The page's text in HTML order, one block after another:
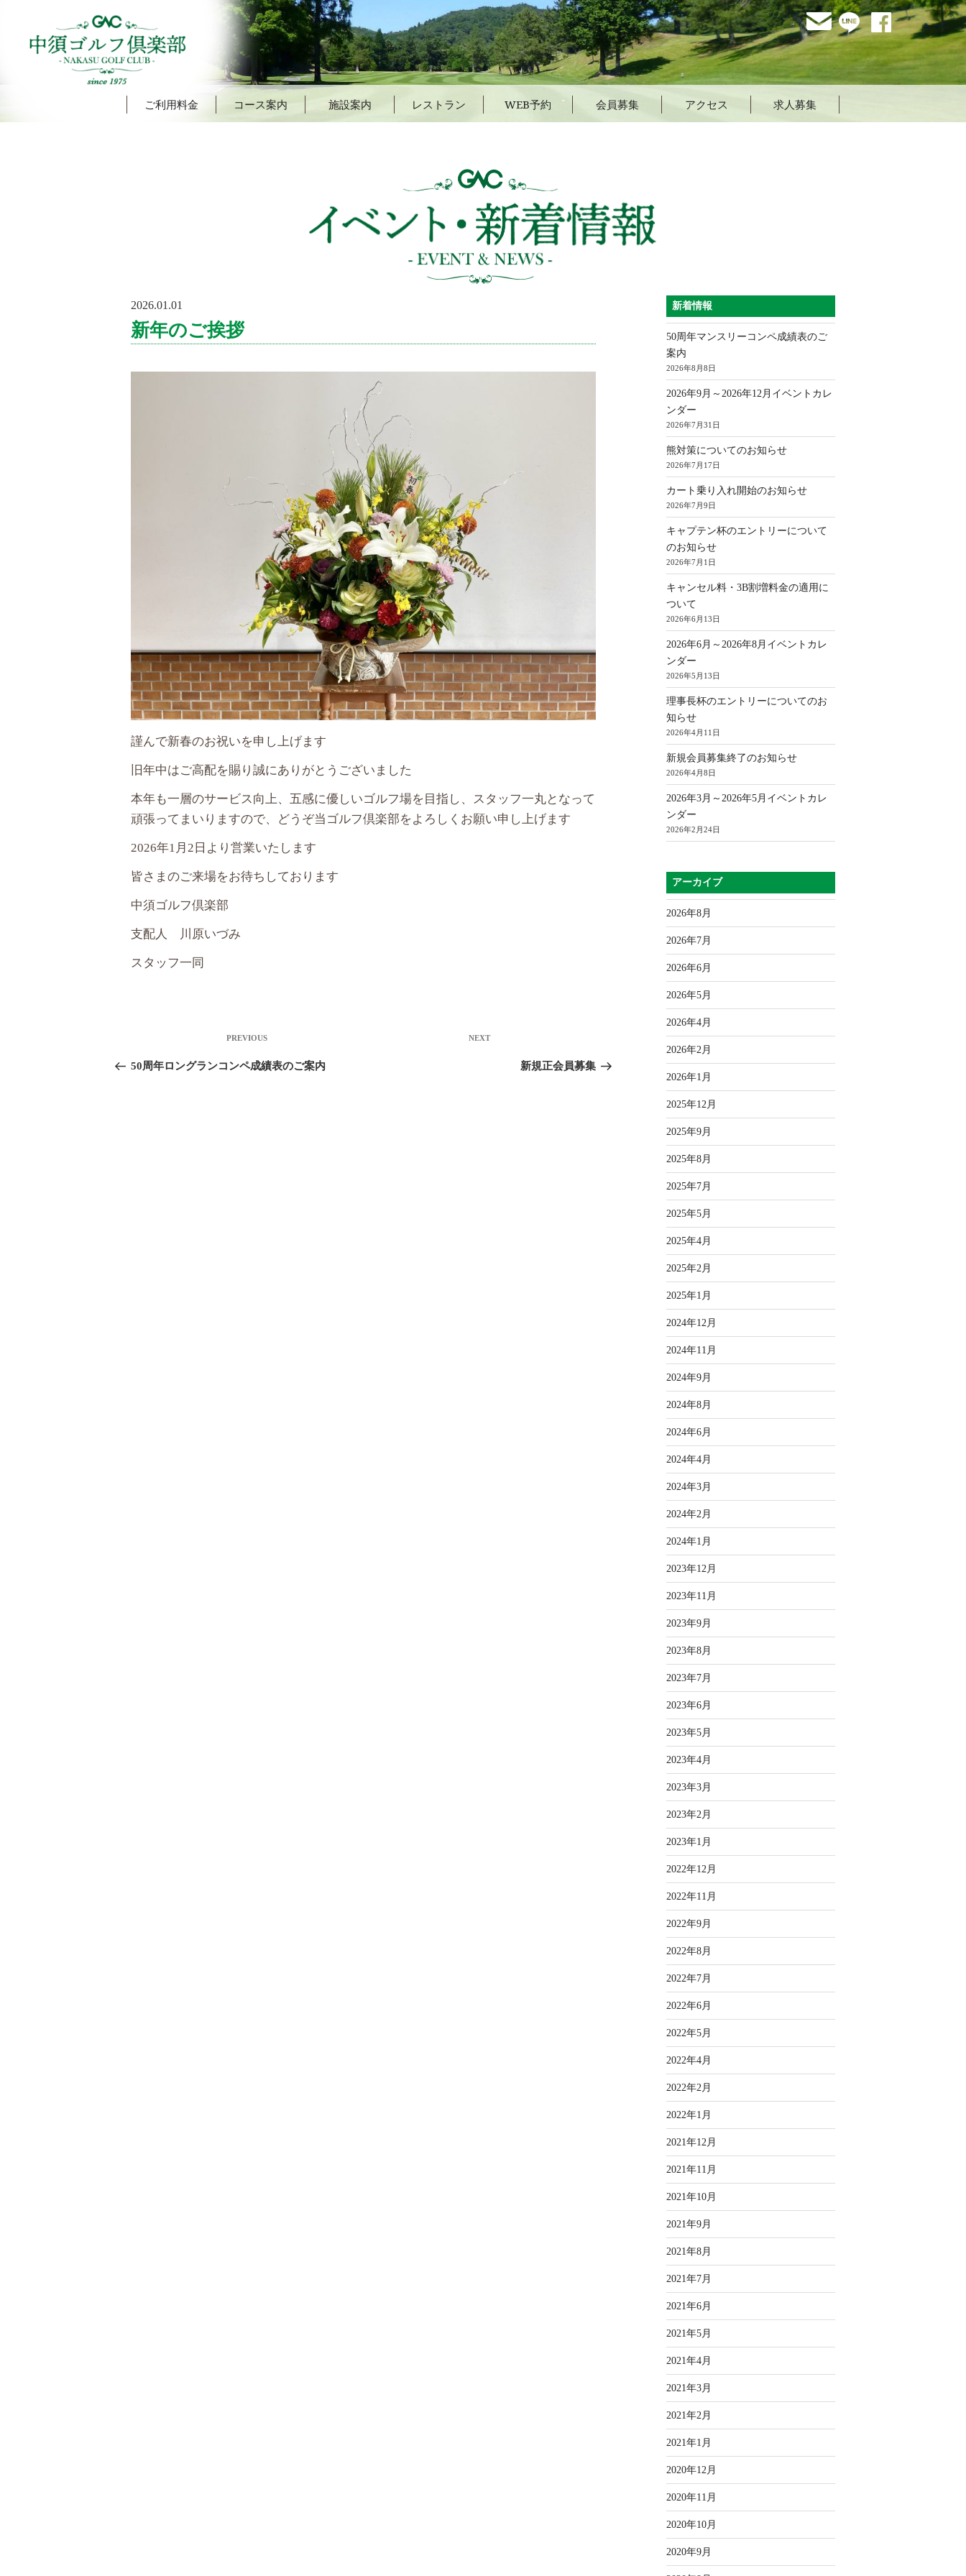
ご利用料金 コース案内 施設案内 レストラン WEB予約 会員募集 アクセス 求人募集
mail LINE facebook
POSTED
ON
2026.01.01
新年のご挨拶
謹んで新春のお祝いを申し上げます
旧年中はご高配を賜り誠にありがとうございました
本年も一層のサービス向上、五感に優しいゴルフ場を目指し、スタッフ一丸となって
頑張ってまいりますので、どうぞ当ゴルフ倶楽部をよろしくお願い申し上げます
2026年1月2日より営業いたします
皆さまのご来場をお待ちしております
中須ゴルフ倶楽部
支配人 川原いづみ
スタッフ一同
Post
PREVIOUS
50周年ロングランコンペ成績表のご案内
NEXT
新規正会員募集
新着情報
50周年マンスリーコンペ成績表のご
案内
2026年8月8日
2026年9月～2026年12月イベントカレ
ンダー
2026年7月31日
熊対策についてのお知らせ
2026年7月17日
カート乗り入れ開始のお知らせ
2026年7月9日
キャプテン杯のエントリーについて
のお知らせ
2026年7月1日
キャンセル料・3B割増料金の適用に
ついて
2026年6月13日
2026年6月～2026年8月イベントカレ
ンダー
2026年5月13日
理事長杯のエントリーについてのお
知らせ
2026年4月11日
新規会員募集終了のお知らせ
2026年4月8日
2026年3月～2026年5月イベントカレ
ンダー
2026年2月24日
アーカイブ
2026年8月
2026年7月
2026年6月
2026年5月
2026年4月
2026年2月
2026年1月
2025年12月
2025年9月
2025年8月
2025年7月
2025年5月
2025年4月
2025年2月
2025年1月
2024年12月
2024年11月
2024年9月
2024年8月
2024年6月
2024年4月
2024年3月
2024年2月
2024年1月
2023年12月
2023年11月
2023年9月
2023年8月
2023年7月
2023年6月
2023年5月
2023年4月
2023年3月
2023年2月
2023年1月
2022年12月
2022年11月
2022年9月
2022年8月
2022年7月
2022年6月
2022年5月
2022年4月
2022年2月
2022年1月
2021年12月
2021年11月
2021年10月
2021年9月
2021年8月
2021年7月
2021年6月
2021年5月
2021年4月
2021年3月
2021年2月
2021年1月
2020年12月
2020年11月
2020年10月
2020年9月